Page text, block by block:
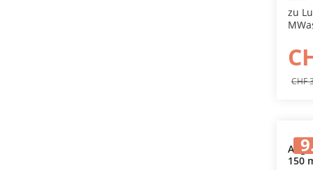
zu
CHF
150